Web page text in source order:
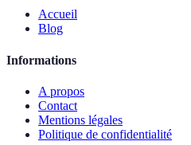
Accueil
Blog
Informations
A propos
Contact
Mentions légales
Politique de confidentialité